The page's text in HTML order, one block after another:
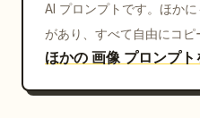
AI プロンプトです。ほか
があり、すべて自由にコピ
ほかの 画像 プロンプト